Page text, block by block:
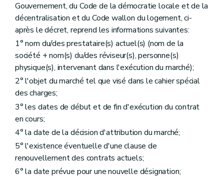
Gouvernement, du Code de la démocratie locale et de la
décentralisation et du Code wallon du logement, ci-
après le décret, reprend les informations suivantes:
1° nom du/des prestataire(s) actuel(s) (nom de la
société + nom(s) du/des réviseur(s), personne(s)
physique(s), intervenant dans l'exécution du marché);
2° l'objet du marché tel que visé dans le cahier spécial
des charges;
3° les dates de début et de fin d'exécution du contrat
en cours;
4° la date de la décision d'attribution du marché;
5° l'existence éventuelle d'une clause de
renouvellement des contrats actuels;
6° la date prévue pour une nouvelle désignation;